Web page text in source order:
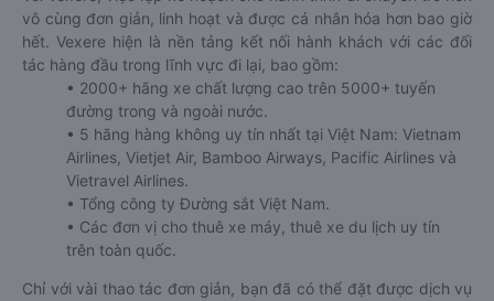
vô cùng đơn giản, linh hoạt và được cá nhân hóa hơn bao giờ
hết. Vexere hiện là nền tảng kết nối hành khách với các đối
tác hàng đầu trong lĩnh vực đi lại, bao gồm:
• 2000+ hãng xe chất lượng cao trên 5000+ tuyến
đường trong và ngoài nước.
• 5 hãng hàng không uy tín nhất tại Việt Nam: Vietnam
Airlines, Vietjet Air, Bamboo Airways, Pacific Airlines và
Vietravel Airlines.
• Tổng công ty Đường sắt Việt Nam.
• Các đơn vị cho thuê xe máy, thuê xe du lịch uy tín
trên toàn quốc.
Chỉ với vài thao tác đơn giản, bạn đã có thể đặt được dịch vụ